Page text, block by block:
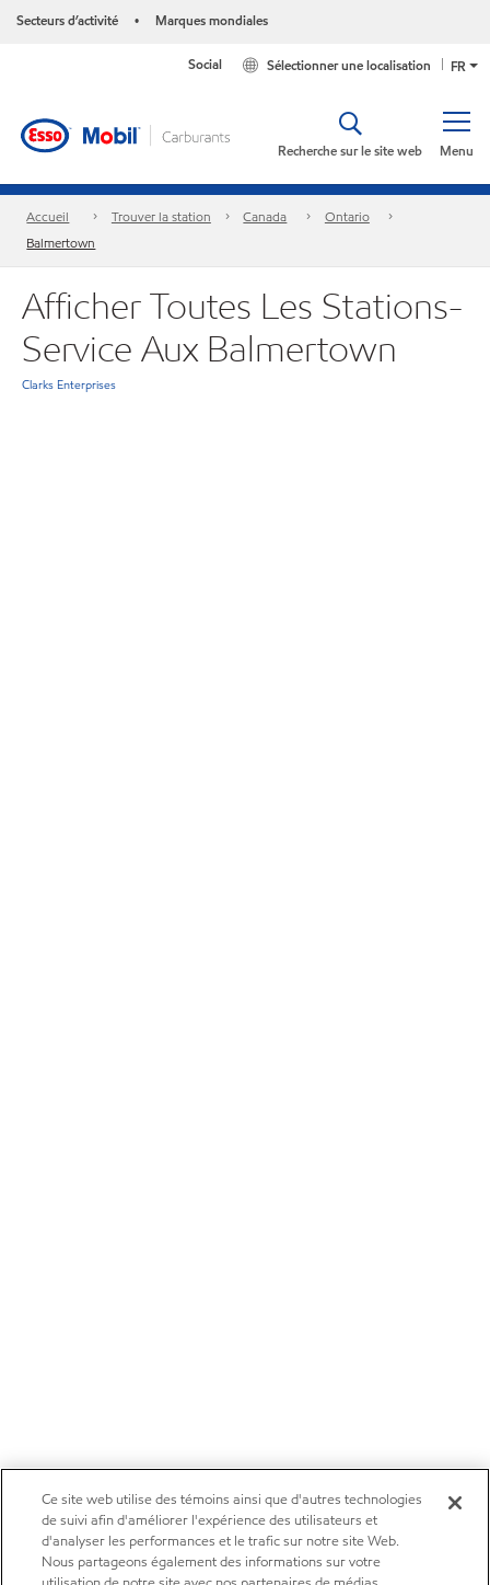
Secteurs d’activité • Marques mondiales
FR
Sélectionner une localisation
Social
Menu
Recherche sur le site web
Accueil Trouver la station Canada
Ontario
Balmertown
Afficher Toutes Les Stations-
Service Aux Balmertown
Clarks Enterprises
Ce site web utilise des témoins ainsi que d'autres technologies
de suivi afin d'améliorer l'expérience des utilisateurs et
d'analyser les performances et le trafic sur notre site Web.
Nous partageons également des informations sur votre